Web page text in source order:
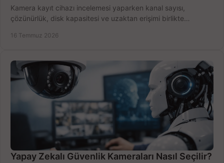
Kamera kayıt cihazı incelemesi yaparken kanal sayısı,
çözünürlük, disk kapasitesi ve uzaktan erişimi birlikte
16 Temmuz 2026
Yapay Zekalı Güvenlik Kameraları Nasıl Seçilir?